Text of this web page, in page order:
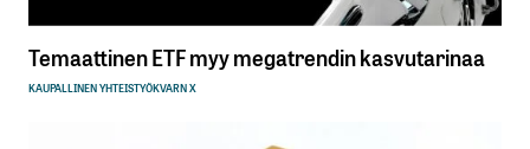
Temaattinen ETF myy megatrendin kasvutarinaa
KAUPALLINEN YHTEISTYÖKVARN X